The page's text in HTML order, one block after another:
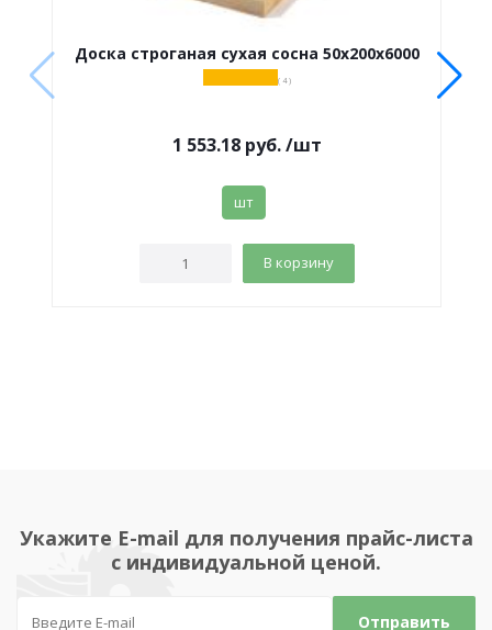
Доска строганая сухая сосна 50х200х6000
( 4 )
1 553.18руб. /шт
шт
В корзину
Укажите E-mail для получения прайс-листа
с индивидуальной ценой.